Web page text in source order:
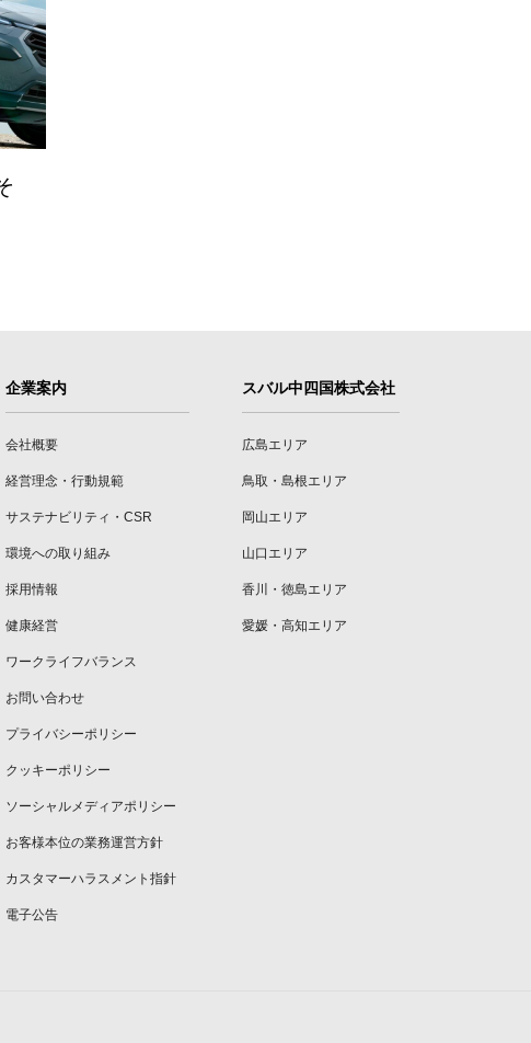
企業案内
会社概要
経営理念・行動規範
サステナビリティ・CSR
環境への取り組み
採用情報
健康経営
ワークライフバランス
お問い合わせ
プライバシーポリシー
クッキーポリシー
ソーシャルメディアポリシー
お客様本位の業務運営方針
カスタマーハラスメント指針
電子公告
スバル中四国株式会社
広島エリア
鳥取・島根エリア
岡山エリア
山口エリア
香川・徳島エリア
愛媛・高知エリア